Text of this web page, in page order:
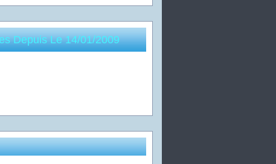
Depuis Le 14/01/2009